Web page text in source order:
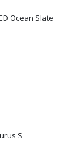
Ocean Slate
S